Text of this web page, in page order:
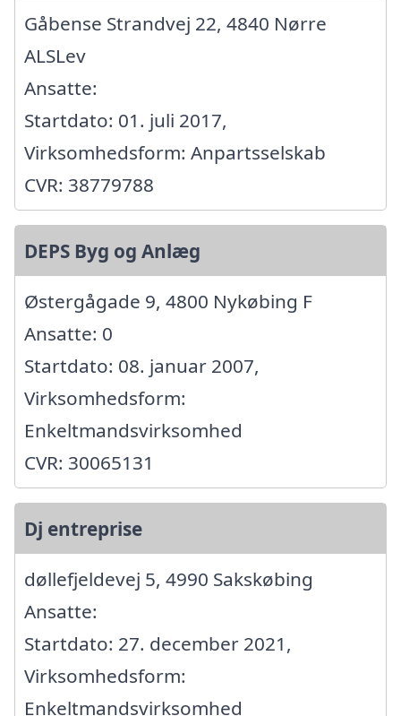
Gåbense Strandvej 22, 4840 Nørre
ALSLev
Ansatte:
Startdato: 01. juli 2017,
Virksomhedsform: Anpartsselskab
CVR: 38779788
DEPS Byg og Anlæg
Østergågade 9, 4800 Nykøbing F
Ansatte: 0
Startdato: 08. januar 2007,
Virksomhedsform:
Enkeltmandsvirksomhed
CVR: 30065131
Dj entreprise
døllefjeldevej 5, 4990 Sakskøbing
Ansatte:
Startdato: 27. december 2021,
Virksomhedsform:
Enkeltmandsvirksomhed